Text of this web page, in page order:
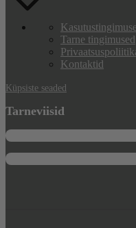
Tarne tingimused
Kontaktid
Küpsiste seaded
Tarneviisid